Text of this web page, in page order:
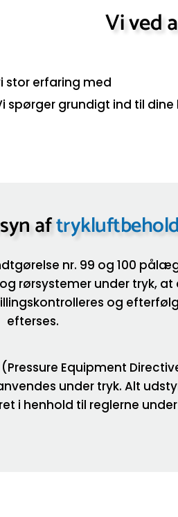
Vi ved
stor erfaring med
spørger grundigt ind til
af
nr. 99 og 100
rørsystemer under tryk, at
og
efterses.
(Pressure Equipment
under tryk. Alt
i henhold til reglerne under